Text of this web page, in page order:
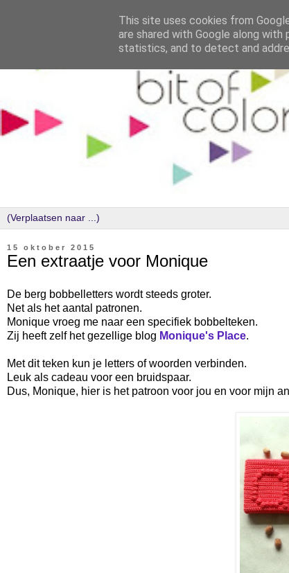
15 oktober 2015
Een extraatje voor Monique
De berg bobbelletters wordt steeds groter.
Net als het aantal patronen.
Monique vroeg me naar een specifiek bobbelteken.
Zij heeft zelf het gezellige blog Monique's Place.
Met dit teken kun je letters of woorden verbinden.
Leuk als cadeau voor een bruidspaar.
Dus, Monique, hier is het patroon voor jou en voor mijn
This site uses cookies from
are shared with Google along
statistics, and to detect and